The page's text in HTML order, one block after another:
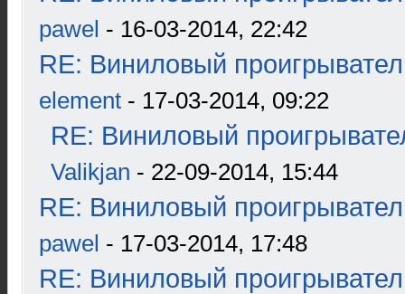
pawel - 16-03-2014, 22:42
RE: Виниловый
element - 17-03-2014, 09:22
RE: Виниловый
Valikjan - 22-09-2014, 15:44
RE: Виниловый
pawel - 17-03-2014, 17:48
RE: Виниловый